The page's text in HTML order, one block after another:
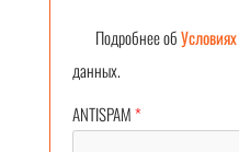
Подробнее обУсловиях
данных.
ANTISPAM*